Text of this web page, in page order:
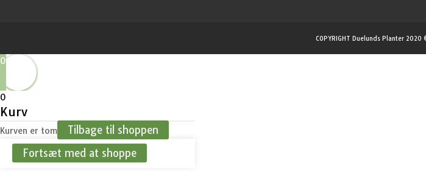
COPYRIGHT Duelunds Planter 2020
0
0
Kurv
Kurven er tom
Tilbage til shoppen
Fortsæt med at shoppe